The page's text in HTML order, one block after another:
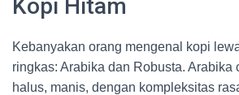
Kopi Hitam
Kebanyakan orang mengenal kopi
ringkas: Arabika dan Robusta. Arabika
halus, manis, dengan kompleksitas